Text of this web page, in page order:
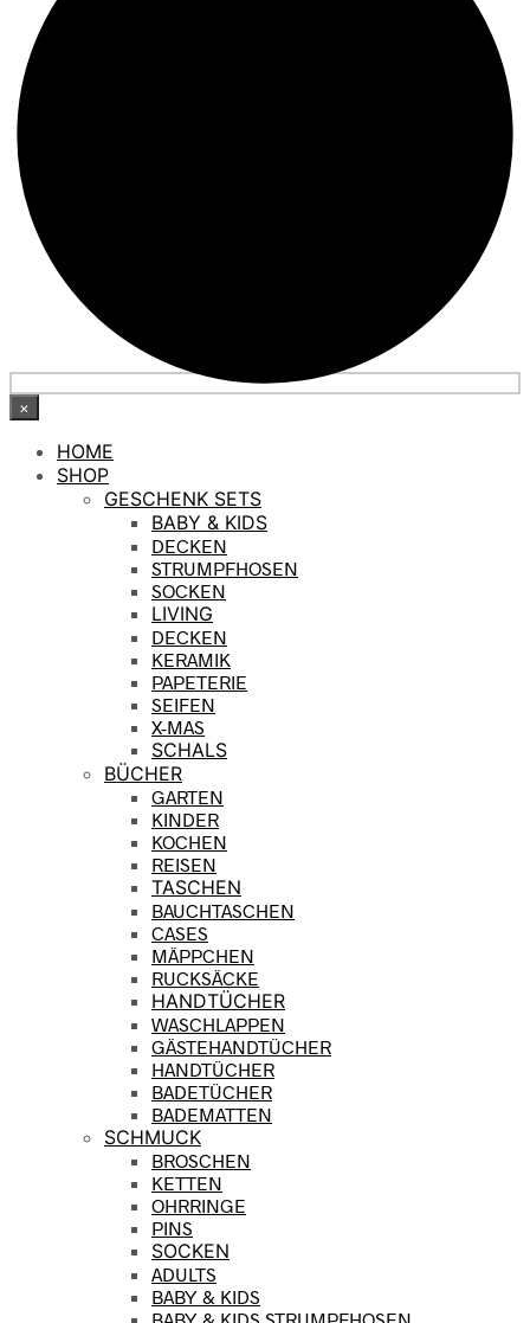
×
HOME
SHOP
GESCHENK SETS
BABY & KIDS
DECKEN
STRUMPFHOSEN
SOCKEN
LIVING
DECKEN
KERAMIK
PAPETERIE
SEIFEN
X-MAS
SCHALS
BÜCHER
GARTEN
KINDER
KOCHEN
REISEN
TASCHEN
BAUCHTASCHEN
CASES
MÄPPCHEN
RUCKSÄCKE
HANDTÜCHER
WASCHLAPPEN
GÄSTEHANDTÜCHER
HANDTÜCHER
BADETÜCHER
BADEMATTEN
SCHMUCK
BROSCHEN
KETTEN
OHRRINGE
PINS
SOCKEN
ADULTS
BABY & KIDS